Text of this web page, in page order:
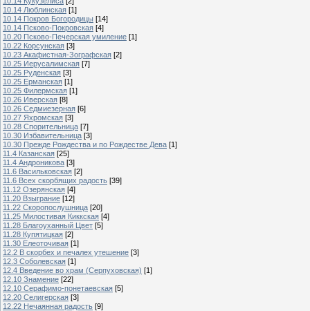
10.14 Люблинская [1]
10.14 Покров Богородицы [14]
10.14 Псково-Покровская [4]
10.20 Псково-Печерская умиление [1]
10.22 Корсунская [3]
10.23 Акафистная-Зографская [2]
10.25 Иерусалимская [7]
10.25 Руденская [3]
10.25 Ерманская [1]
10.25 Филермская [1]
10.26 Иверская [8]
10.26 Седмиезерная [6]
10.27 Яхромская [3]
10.28 Спорительница [7]
10.30 Избавительница [3]
10.30 Прежде Рождества и по Рождестве Дева [1]
11.4 Казанская [25]
11.4 Андроникова [3]
11.6 Васильковская [2]
11.6 Всех скорбящих радость [39]
11.12 Озерянская [4]
11.20 Взыграние [12]
11.22 Скоропослушница [20]
11.25 Милостивая Киккская [4]
11.28 Благоуханный Цвет [5]
11.28 Купятицкая [2]
11.30 Елеоточивая [1]
12.2 В скорбех и печалех утешение [3]
12.3 Соболевская [1]
12.4 Введение во храм (Серпуховская) [1]
12.10 Знамение [22]
12.10 Серафимо-понетаевская [5]
12.20 Селигерская [3]
12.22 Нечаянная радость [9]